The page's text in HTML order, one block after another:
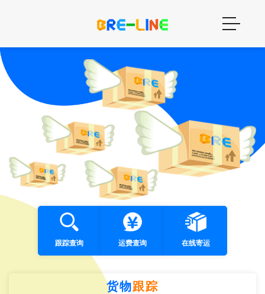
跟踪查询 运费查询 在线寄运
货物跟踪